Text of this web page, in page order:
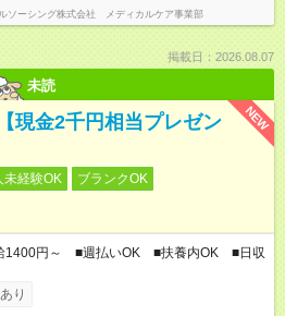
ソーシング株式会社 メディカルケア事業部
掲載日：2026.08.07
未読
NEW
現金2千円相当プレゼン
未経験OK
ブランクOK
1400円～ ■週払いOK ■扶養内OK ■日収
り